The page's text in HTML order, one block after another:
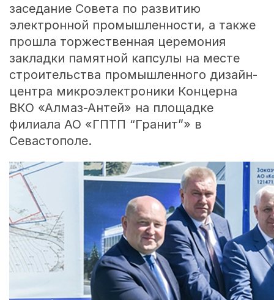
заседание Совета по развитию
электронной промышленности, а также
прошла торжественная церемония
закладки памятной капсулы на месте
строительства промышленного дизайн-
центра микроэлектроники Концерна
ВКО «Алмаз-Антей» на площадке
филиала АО «ГПТП “Гранит”» в
Севастополе.